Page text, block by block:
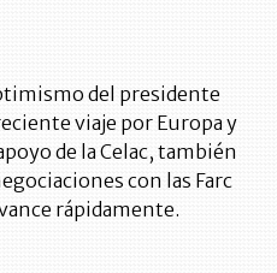
del presidente
viaje por Europa y
de la Celac, también
con las Farc
rápidamente.